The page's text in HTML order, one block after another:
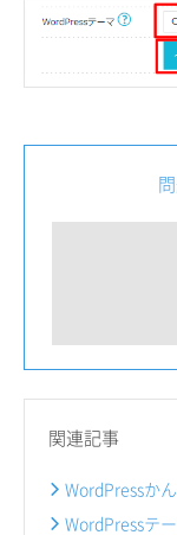
関連記事
WordPressか
WordPressテ